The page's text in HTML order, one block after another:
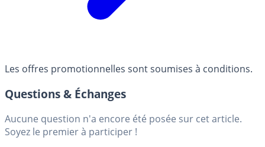
Les offres promotionnelles sont soumises à conditions.
Questions & Échanges
Aucune question n'a encore été posée sur cet article.
Soyez le premier à participer !